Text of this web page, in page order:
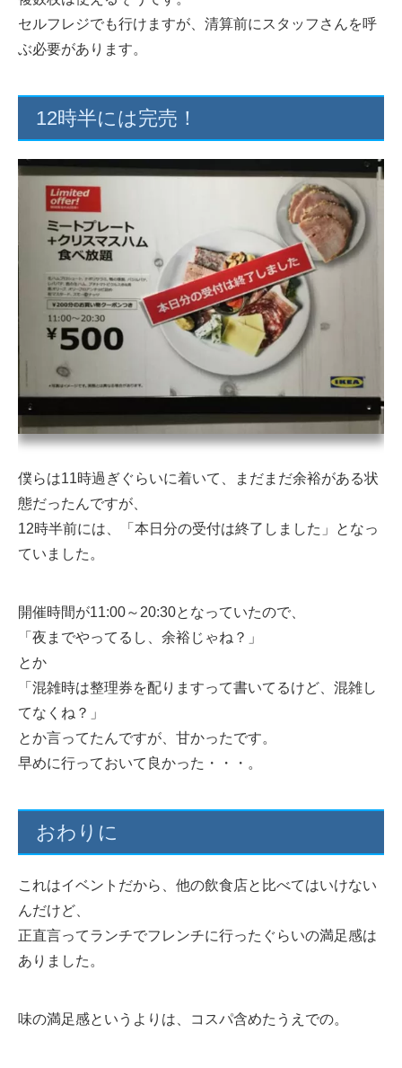
セルフレジでも行けますが、清算前にスタッフさんを呼
ぶ必要があります。
12時半には完売！
僕らは11時過ぎぐらいに着いて、まだまだ余裕がある状
態だったんですが、
12時半前には、「本日分の受付は終了しました」となっ
ていました。
開催時間が11:00～20:30となっていたので、
「夜までやってるし、余裕じゃね？」
とか
「混雑時は整理券を配りますって書いてるけど、混雑し
てなくね？」
とか言ってたんですが、甘かったです。
早めに行っておいて良かった・・・。
おわりに
これはイベントだから、他の飲食店と比べてはいけない
んだけど、
正直言ってランチでフレンチに行ったぐらいの満足感は
ありました。
味の満足感というよりは、コスパ含めたうえでの。